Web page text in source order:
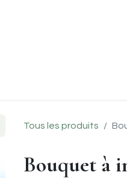
Tous les produits
Bouquet à